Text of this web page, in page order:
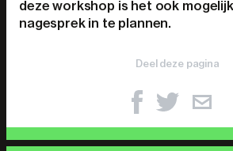
deze workshop is het ook
nagesprek in te plannen.
Deel deze pagina